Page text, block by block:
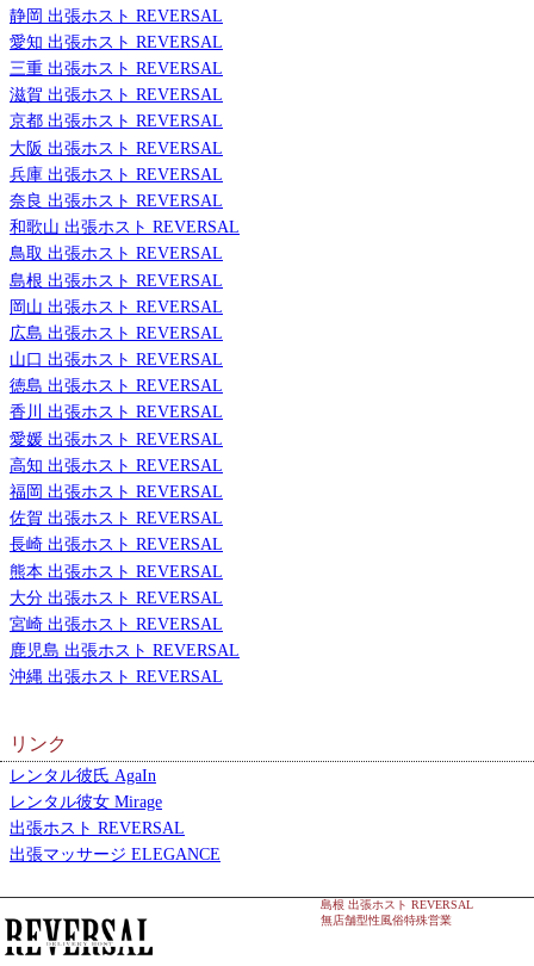
静岡 出張ホスト REVERSAL
愛知 出張ホスト REVERSAL
三重 出張ホスト REVERSAL
滋賀 出張ホスト REVERSAL
京都 出張ホスト REVERSAL
大阪 出張ホスト REVERSAL
兵庫 出張ホスト REVERSAL
奈良 出張ホスト REVERSAL
和歌山 出張ホスト REVERSAL
鳥取 出張ホスト REVERSAL
島根 出張ホスト REVERSAL
岡山 出張ホスト REVERSAL
広島 出張ホスト REVERSAL
山口 出張ホスト REVERSAL
徳島 出張ホスト REVERSAL
香川 出張ホスト REVERSAL
愛媛 出張ホスト REVERSAL
高知 出張ホスト REVERSAL
福岡 出張ホスト REVERSAL
佐賀 出張ホスト REVERSAL
長崎 出張ホスト REVERSAL
熊本 出張ホスト REVERSAL
大分 出張ホスト REVERSAL
宮崎 出張ホスト REVERSAL
鹿児島 出張ホスト REVERSAL
沖縄 出張ホスト REVERSAL
リンク
レンタル彼氏 AgaIn
レンタル彼女 Mirage
出張ホスト REVERSAL
出張マッサージ ELEGANCE
島根 出張ホスト REVERSAL
無店舗型性風俗特殊営業